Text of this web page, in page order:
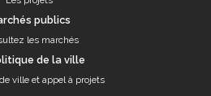
publics
les marchés
de la ville
ville et appel à projets